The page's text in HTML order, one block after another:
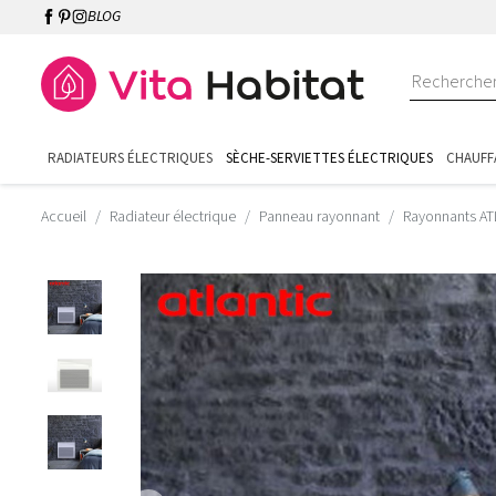
BLOG
RADIATEURS ÉLECTRIQUES SÈCHE-SERVIETTES ÉLECTRIQUES
Accueil Radiateur électrique Panneau rayonnant Rayonnants